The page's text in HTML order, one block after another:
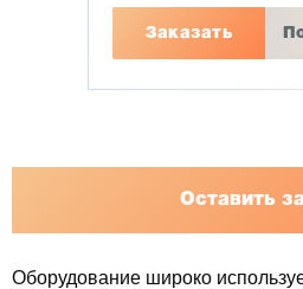
Заказать
Оставить
Оборудование широко